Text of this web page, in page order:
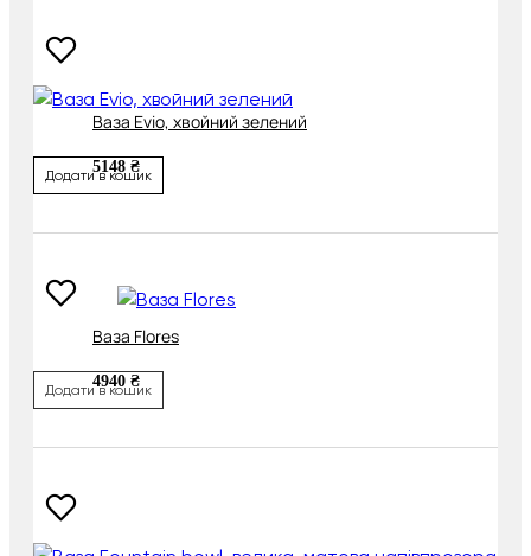
Ваза Evio, хвойний зелений
5148 ₴
Додати в кошик
Ваза Flores
4940 ₴
Додати в кошик